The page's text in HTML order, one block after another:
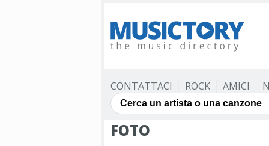
CONTATTACI ROCK AMICI
FOTO